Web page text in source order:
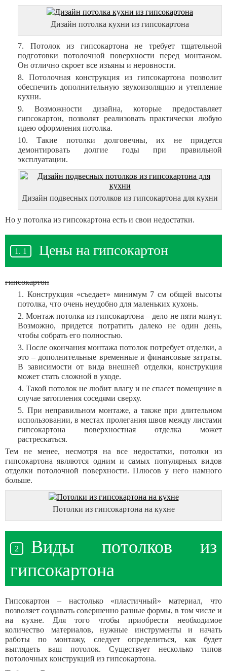
Дизайн потолка кухни из гипсокартона
Потолок из гипсокартона не требует тщательной
подготовки потолочной поверхности перед монтажом.
Он отлично скроет все изъяны и неровности.
Потолочная конструкция из гипсокартона позволит
обеспечить дополнительную звукоизоляцию и утепление
кухни.
Возможности дизайна, которые предоставляет
гипсокартон, позволят реализовать практически любую
идею оформления потолка.
Такие потолки долговечны, их не придется
демонтировать долгие годы при правильной
эксплуатации.
Дизайн подвесных потолков из гипсокартона для кухни
Но у потолка из гипсокартона есть и свои недостатки.
Цены на гипсокартон
гипсокартон
Конструкция «съедает» минимум 7 см общей высоты
потолка, что очень неудобно для маленьких кухонь.
Монтаж потолка из гипсокартона – дело не пяти минут.
Возможно, придется потратить далеко не один день,
чтобы собрать его полностью.
После окончания монтажа потолок потребует отделки, а
это – дополнительные временные и финансовые затраты.
В зависимости от вида внешней отделки, конструкция
может стать сложной в уходе.
Такой потолок не любит влагу и не спасет помещение в
случае затопления соседями сверху.
При неправильном монтаже, а также при длительном
использовании, в местах пролегания швов между листами
гипсокартона поверхностная отделка может
растрескаться.
Тем не менее, несмотря на все недостатки, потолки из
гипсокартона являются одним и самых популярных видов
отделки потолочной поверхности. Плюсов у него намного
больше.
Потолки из гипсокартона на кухне
Виды потолков из
гипсокартона
Гипсокартон – настолько «пластичный» материал, что
позволяет создавать совершенно разные формы, в том числе и
на кухне. Для того чтобы приобрести необходимое
количество материалов, нужные инструменты и начать
работы по монтажу, следует определиться, как будет
выглядеть ваш потолок. Существует несколько типов
потолочных конструкций из гипсокартона.